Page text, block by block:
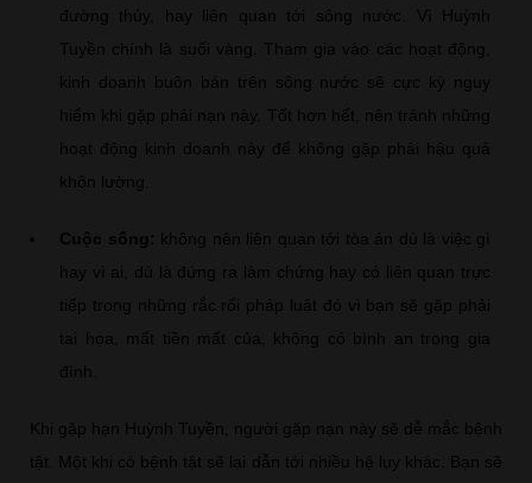
đường thủy, hay liên quan tới sông nước. Vì Huỳnh
Tuyền chính là suối vàng. Tham gia vào các hoạt động,
kinh doanh buôn bán trên sông nước sẽ cực kỳ nguy
hiểm khi gặp phải nạn này. Tốt hơn hết, nên tránh những
hoạt động kinh doanh này để không gặp phải hậu quả
khôn lường.
Cuộc sống: không nên liên quan tới tòa án dù là việc gì
hay vì ai, dù là đứng ra làm chứng hay có liên quan trực
tiếp trong những rắc rối pháp luật đó vì bạn sẽ gặp phải
tai họa, mất tiền mất của, không có bình an trong gia
đình.
Khi gặp hạn Huỳnh Tuyền, người gặp nạn này sẽ dễ mắc bệnh
tật. Một khi có bệnh tật sẽ lại dẫn tới nhiều hệ lụy khác. Bạn sẽ